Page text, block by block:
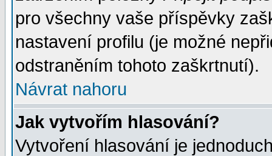
pro všechny vaše příspěvky
nastavení profilu (je možné
odstraněním tohoto zaškrtnutí).
Návrat nahoru
Jak vytvořím hlasování?
Vytvoření hlasování je